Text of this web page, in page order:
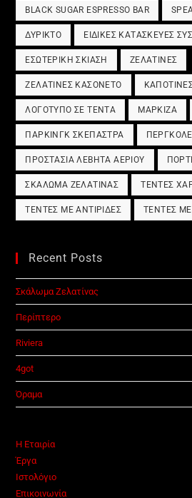
BLACK SUGAR ESPRESSO BAR
ΔΎΡΙΚΤΟ ΕΙΔΙΚΈΣ ΚΑΤΑΣΚΕΥΈΣ
ΕΣΩΤΕΡΙΚΉ ΣΚΊΑΣΗ ΖΕΛΑΤΊΝΕΣ
ΖΕΛΑΤΊΝΕΣ ΚΑΣΟΝΈΤΟ
ΛΟΓΌΤΥΠΟ ΣΕ ΤΈΝΤΑ ΜΑΡΚΊΖΑ
ΠΆΡΚΙΝΓΚ ΣΚΈΠΑΣΤΡΑ
ΠΡΟΣΤΑΣΊΑ ΛΈΒΗΤΑ ΑΕΡΊΟΥ
ΣΚΆΛΩΜΑ ΖΕΛΑΤΊΝΑΣ ΤΈΝΤΕΣ
ΤΈΝΤΕΣ ΜΕ ΑΝΤΙΡΊΔΕΣ ΤΈΝΤΕΣ
Recent Posts
Σκάλωμα Ζελατίνας
Περίπτερο
Riviera
4got
Όραμα
Η Εταιρία
Έργα
Ιστολόγιο
Επικοινωνία